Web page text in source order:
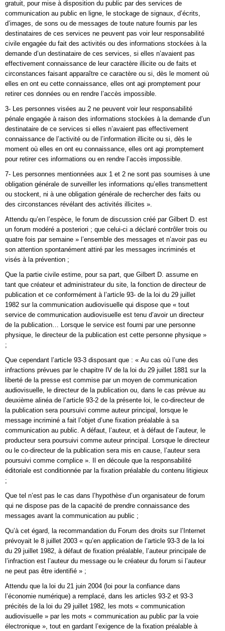
gratuit, pour mise à disposition du public par des services de
communication au public en ligne, le stockage de signaux, d’écrits,
d’images, de sons ou de messages de toute nature fournis par les
destinataires de ces services ne peuvent pas voir leur responsabilité
civile engagée du fait des activités ou des informations stockées à la
demande d’un destinataire de ces services, si elles n’avaient pas
effectivement connaissance de leur caractère illicite ou de faits et
circonstances faisant apparaître ce caractère ou si, dès le moment où
elles en ont eu cette connaissance, elles ont agi promptement pour
retirer ces données ou en rendre l’accès impossible.
3- Les personnes visées au 2 ne peuvent voir leur responsabilité
pénale engagée à raison des informations stockées à la demande d’un
destinataire de ce services si elles n’avaient pas effectivement
connaissance de l’activité ou de l’information illicite ou si, dès le
moment où elles en ont eu connaissance, elles ont agi promptement
pour retirer ces informations ou en rendre l’accès impossible.
7- Les personnes mentionnées aux 1 et 2 ne sont pas soumises à une
obligation générale de surveiller les informations qu’elles transmettent
ou stockent, ni à une obligation générale de rechercher des faits ou
des circonstances révélant des activités illicites ».
Attendu qu’en l’espèce, le forum de discussion créé par Gilbert D. est
un forum modéré a posteriori ; que celui-ci a déclaré contrôler trois ou
quatre fois par semaine » l’ensemble des messages et n’avoir pas eu
son attention spontanément attiré par les messages incriminés et
visés à la prévention ;
Que la partie civile estime, pour sa part, que Gilbert D. assume en
tant que créateur et administrateur du site, la fonction de directeur de
publication et ce conformément à l’article 93- de la loi du 29 juillet
1982 sur la communication audiovisuelle qui dispose que « tout
service de communication audiovisuelle est tenu d’avoir un directeur
de la publication… Lorsque le service est fourni par une personne
physique, le directeur de la publication est cette personne physique »
;
Que cependant l’article 93-3 disposant que : « Au cas où l’une des
infractions prévues par le chapitre IV de la loi du 29 juillet 1881 sur la
liberté de la presse est commise par un moyen de communication
audiovisuelle, le directeur de la publication ou, dans le cas prévue au
deuxième alinéa de l’article 93-2 de la présente loi, le co-directeur de
la publication sera poursuivi comme auteur principal, lorsque le
message incriminé a fait l’objet d’une fixation préalable à sa
communication au public. A défaut, l’auteur, et à défaut de l’auteur, le
producteur sera poursuivi comme auteur principal. Lorsque le directeur
ou le co-directeur de la publication sera mis en cause, l’auteur sera
poursuivi comme complice ». Il en découle que la responsabilité
éditoriale est conditionnée par la fixation préalable du contenu litigieux
;
Que tel n’est pas le cas dans l’hypothèse d’un organisateur de forum
qui ne dispose pas de la capacité de prendre connaissance des
messages avant la communication au public ;
Qu’à cet égard, la recommandation du Forum des droits sur l’Internet
prévoyait le 8 juillet 2003 « qu’en application de l’article 93-3 de la loi
du 29 juillet 1982, à défaut de fixation préalable, l’auteur principale de
l’infraction est l’auteur du message ou le créateur du forum si l’auteur
ne peut pas être identifié » ;
Attendu que la loi du 21 juin 2004 (loi pour la confiance dans
l’économie numérique) a remplacé, dans les articles 93-2 et 93-3
précités de la loi du 29 juillet 1982, les mots « communication
audiovisuelle » par les mots « communication au public par la voie
électronique », tout en gardant l’exigence de la fixation préalable à